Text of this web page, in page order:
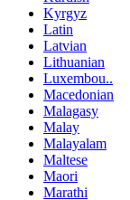
Kyrgyz
Latin
Latvian
Lithuanian
Luxembou..
Macedonian
Malagasy
Malay
Malayalam
Maltese
Maori
Marathi